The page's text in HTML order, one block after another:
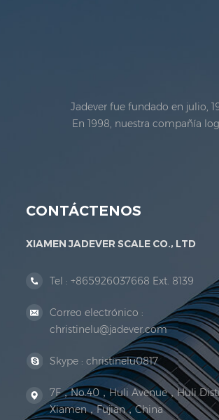
Jadever fue fundado en julio,
En 1998, nuestra compañía
metrología legal. en 1999,
CONTÁCTENOS
XIAMEN JADEVER SCALE CO., LTD
Tel : +865926037668 Ext. 8139
Correo electrónico :
christinelu@jadever.com
Skype : christinelu0817
7F，No.40，Huli Avenue，Huli
Xiamen，Fujian，China